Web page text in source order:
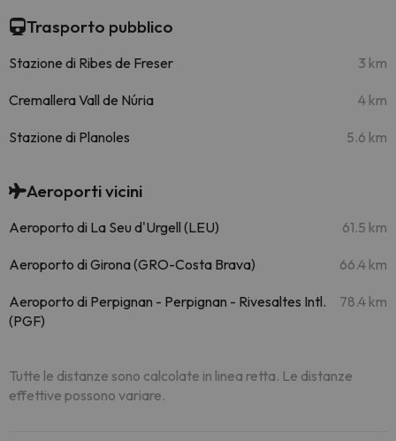
Trasporto pubblico
Stazione di Ribes de Freser 3 km
Cremallera Vall de Núria 4 km
Stazione di Planoles 5.6 km
Aeroporti vicini
Aeroporto di La Seu d'Urgell (LEU) 61.5 km
Aeroporto di Girona (GRO-Costa Brava) 66.4 km
Aeroporto di Perpignan - Perpignan - Rivesaltes Intl.
(PGF)
78.4 km
Tutte le distanze sono calcolate in linea retta. Le distanze
effettive possono variare.